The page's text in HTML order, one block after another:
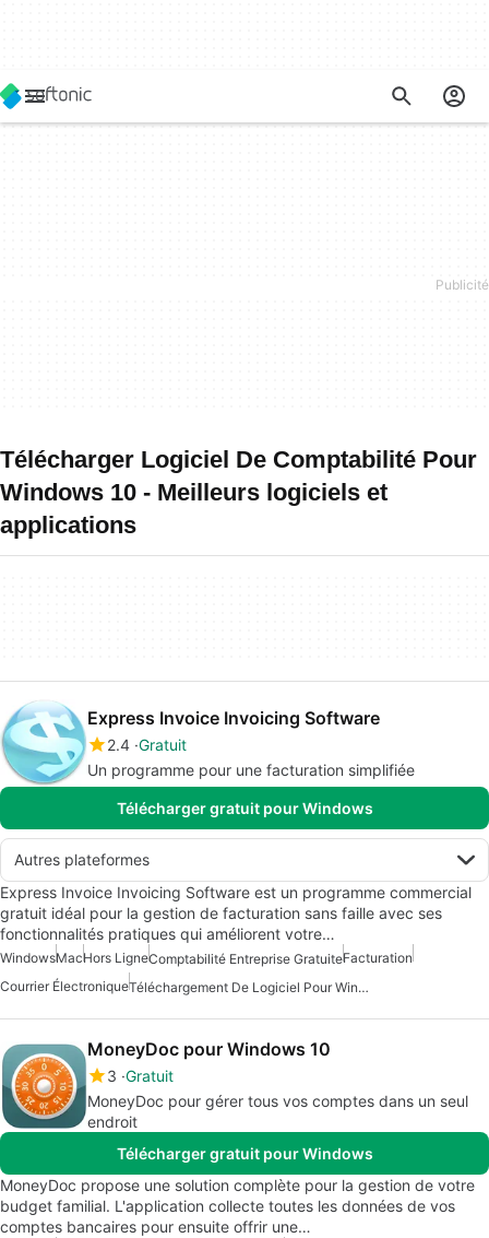
Télécharger Logiciel De Comptabilité Pour
Windows 10 - Meilleurs logiciels et
applications
Express Invoice Invoicing Software
2.4 Gratuit
Un programme pour une facturation simplifiée
Télécharger gratuit pour Windows
Autres plateformes
Express Invoice Invoicing Software est un programme commercial
gratuit idéal pour la gestion de facturation sans faille avec ses
fonctionnalités pratiques qui améliorent votre…
WindowsMacHors LigneComptabilité Entreprise GratuiteFacturation
Courrier Électronique
Téléchargement De Logiciel Pour Windows
MoneyDoc pour Windows 10
3 Gratuit
MoneyDoc pour gérer tous vos comptes dans un seul
endroit
Télécharger gratuit pour Windows
MoneyDoc propose une solution complète pour la gestion de votre
budget familial. L'application collecte toutes les données de vos
comptes bancaires pour ensuite offrir une…